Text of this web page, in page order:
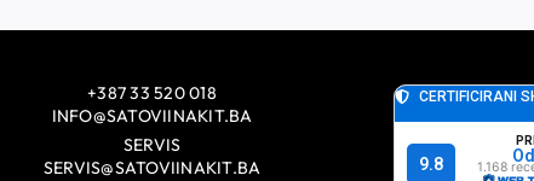
+387 33 520 018
INFO@SATOVIINAKIT.BA
SERVIS
SERVIS@SATOVIINAKIT.BA